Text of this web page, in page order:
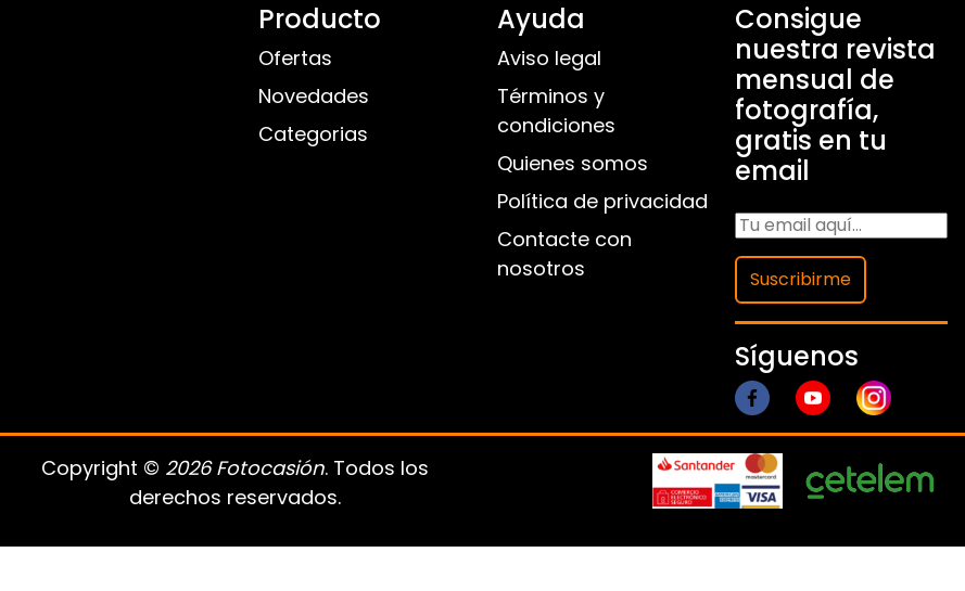
Producto
Ofertas
Novedades
Categorias
Ayuda
Aviso legal
Términos y
condiciones
Quienes somos
Política de privacidad
Contacte con
nosotros
Consigue
nuestra revista
mensual de
fotografía,
gratis en tu
email
Suscribirme
Síguenos
Copyright © 2026 Fotocasión. Todos los
derechos reservados.